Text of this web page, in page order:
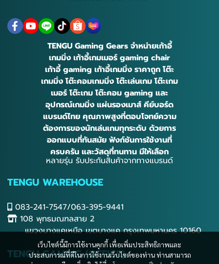
เว็บไซต์นี้มีการใช้งานคุกกี้ เพื่อเพิ่มประสิทธิภาพและ
ประสบการณ์ที่ดีในการใช้งานเว็บไซต์ของท่าน ท่านสามารถ
TENGU Gaming Gears จำหน่ายเก้าอี้
เกมมิ่ง เก้าอี้เกมเมอร์ gaming chair
เก้าอี้ gaming เก้าอี้เกมมิ่ง ราคาถูก โต๊ะ
เกมมิ่ง โต๊ะคอมเกมมิ่ง โต๊ะเล่นเกม โต๊ะเกม
เมอร์ โต๊ะเกม โต๊ะคอม gaming และ
อุปกรณ์เกมมิ่ง แผ่นรองเมาส์ คีย์บอร์ด
แบรนด์ไทย คุณภาพสูงที่ตอบโจทย์ความ
ต้องการของนักเล่นเกมทุกระดับ ด้วยการ
ออกแบบที่ทันสมัย ฟังก์ชันการใช้งานที่
ครบครัน และวัสดุที่ทนทาน มีให้เลือก
หลายรุ่น รับประกันสินค้าจากทางแบรนด์
TENGU WAREHOUSE
083-241-7547/063-395-9441
108 พุทธมณฑลสาย 2
แขวงบางแคเหนือ เขตบางแค กรุงเทพมหานคร 10160
TENGU GAMING (OFFICE)